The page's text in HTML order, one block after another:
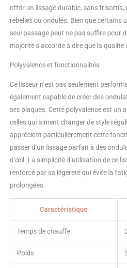
offrir un lissage durable, sans frisottis,
rebelles ou ondulés. Bien que certains
seul passage peut ne pas suffire pour
majorité s’accorde à dire que la
Polyvalence et fonctionnalités
Ce lisseur n’est pas seulement
également capable de créer des
ses plaques. Cette polyvalence est un
celles qui aiment changer de style
apprécient particulièrement cette
passer d’un lissage parfait à des
d’œil. La simplicité d’utilisation de ce
renforcé par sa légèreté qui évite la
prolongées.
Caractéristique
Temps de chauffe
Poids